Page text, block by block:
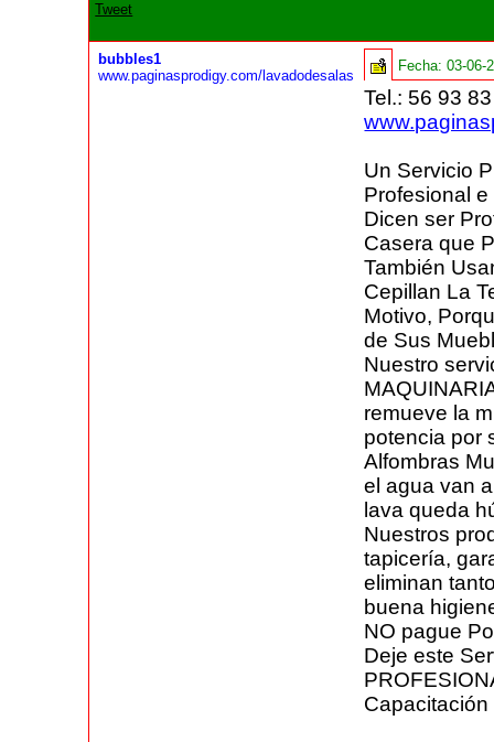
Tweet
bubbles1
www.paginasprodigy.com/lavadodesalas
Fecha:03-06-
Tel.: 56 93
Un Servicio
Profesional
Dicen ser
Casera que
También
Cepillan La
Motivo,
de Sus
Nuestro
remueve la
potencia por
Alfombras
el agua van
lava queda
Nuestros
tapicería,
eliminan
buena
NO pague
Deje este